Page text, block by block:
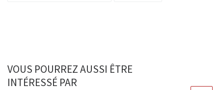
VOUS POURREZ AUSSI ÊTRE
INTÉRESSÉ PAR